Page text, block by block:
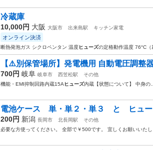
冷蔵庫
10,000円 大阪 大阪市 出来島駅 キッチン家電
オンライン決済
断熱発泡ガス シクロペンタン 温度ヒューズの定格動作温度 76°C（
【⚠️別保管場所】​発電機用 自動電圧調整
700円 岐阜 岐阜市 西笠松駅
その他
機能・EMI抑制回路内蔵 ​15A ヒューズ内蔵 ​【状態について】 中身の…
電池ケース 単・単２・単３ と ヒュー
200円 新潟 長岡市 北長岡駅
その他
必要な方使ってください。 全部で￥500です。 宜しくお願いいたし